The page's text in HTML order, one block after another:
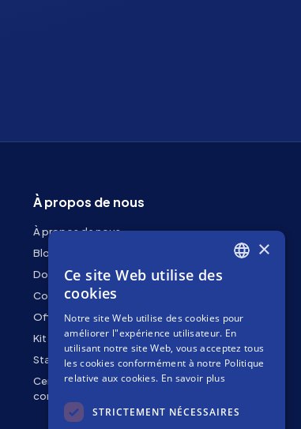
À propos de nous
À propos de nous
Blog
Docs
Contactez-nous
Offres d'emploi
Kit de marque
Staking Rewards
Centre de
confidentialité
FRENCH
×
Ce site Web utilise des
cookies
Notre site Web utilise des cookies pour
améliorer l"expérience utilisateur. En
utilisant notre site Web, vous acceptez tous
les cookies conformément à notre Politique
relative aux cookies. En savoir plus
STRICTEMENT NÉCESSAIRES